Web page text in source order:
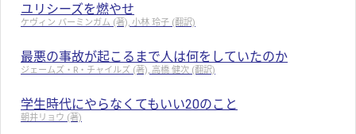
ユリシーズを燃やせ
ケヴィン バーミンガム (著), 小林 玲子 (翻訳)
最悪の事故が起こるまで人は何をしていたのか
ジェームズ・R・チャイルズ (著), 高橋 健次 (翻訳)
学生時代にやらなくてもいい20のこと
朝井リョウ (著)